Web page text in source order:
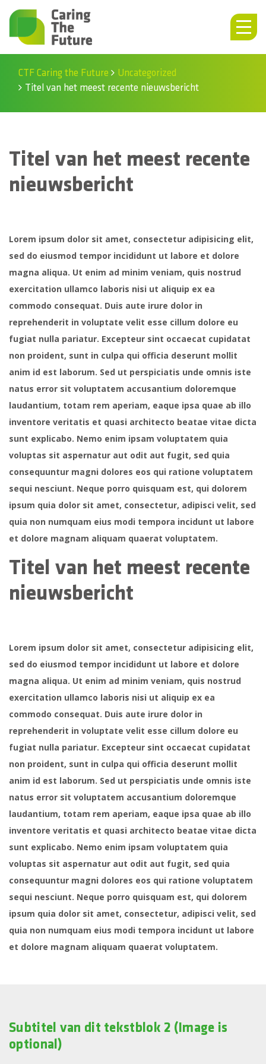
CTF Caring the Future
Uncategorized
Titel van het meest recente nieuwsbericht
Titel van het meest recente
nieuwsbericht
Lorem ipsum dolor sit amet, consectetur adipisicing elit,
sed do eiusmod tempor incididunt ut labore et dolore
magna aliqua. Ut enim ad minim veniam, quis nostrud
exercitation ullamco laboris nisi ut aliquip ex ea
commodo consequat. Duis aute irure dolor in
reprehenderit in voluptate velit esse cillum dolore eu
fugiat nulla pariatur. Excepteur sint occaecat cupidatat
non proident, sunt in culpa qui officia deserunt mollit
anim id est laborum. Sed ut perspiciatis unde omnis iste
natus error sit voluptatem accusantium doloremque
laudantium, totam rem aperiam, eaque ipsa quae ab illo
inventore veritatis et quasi architecto beatae vitae dicta
sunt explicabo. Nemo enim ipsam voluptatem quia
voluptas sit aspernatur aut odit aut fugit, sed quia
consequuntur magni dolores eos qui ratione voluptatem
sequi nesciunt. Neque porro quisquam est, qui dolorem
ipsum quia dolor sit amet, consectetur, adipisci velit, sed
quia non numquam eius modi tempora incidunt ut labore
et dolore magnam aliquam quaerat voluptatem.
Titel van het meest recente
nieuwsbericht
Lorem ipsum dolor sit amet, consectetur adipisicing elit,
sed do eiusmod tempor incididunt ut labore et dolore
magna aliqua. Ut enim ad minim veniam, quis nostrud
exercitation ullamco laboris nisi ut aliquip ex ea
commodo consequat. Duis aute irure dolor in
reprehenderit in voluptate velit esse cillum dolore eu
fugiat nulla pariatur. Excepteur sint occaecat cupidatat
non proident, sunt in culpa qui officia deserunt mollit
anim id est laborum. Sed ut perspiciatis unde omnis iste
natus error sit voluptatem accusantium doloremque
laudantium, totam rem aperiam, eaque ipsa quae ab illo
inventore veritatis et quasi architecto beatae vitae dicta
sunt explicabo. Nemo enim ipsam voluptatem quia
voluptas sit aspernatur aut odit aut fugit, sed quia
consequuntur magni dolores eos qui ratione voluptatem
sequi nesciunt. Neque porro quisquam est, qui dolorem
ipsum quia dolor sit amet, consectetur, adipisci velit, sed
quia non numquam eius modi tempora incidunt ut labore
et dolore magnam aliquam quaerat voluptatem.
Subtitel van dit tekstblok 2 (Image is
optional)